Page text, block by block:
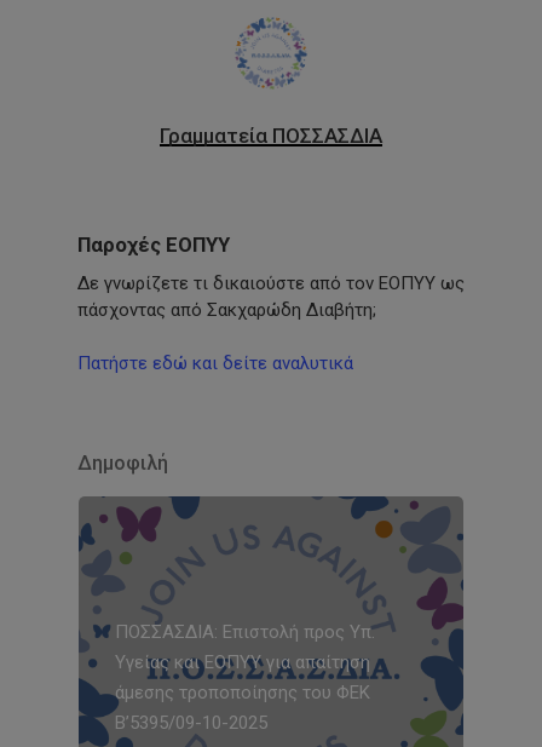
Γραμματεία ΠΟΣΣΑΣΔΙΑ
Παροχές ΕΟΠΥΥ
Δε γνωρίζετε τι δικαιούστε από τον ΕΟΠΥΥ ως
πάσχοντας από Σακχαρώδη Διαβήτη;
Πατήστε εδώ και δείτε αναλυτικά
Δημοφιλή
ΠΟΣΣΑΣΔΙΑ: Επιστολή προς Υπ.
Υγείας και ΕΟΠΥΥ για απαίτηση
άμεσης τροποποίησης του ΦΕΚ
Β’5395/09-10-2025